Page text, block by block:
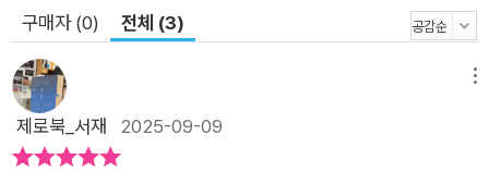
욱과 심채경은 그런 태도가 과학이라거나 과학적이라고 소리 높
여 말하진 않지만, 미루어 짐작할 수 있다. “관찰하되 판단하지
않는 것, 그리고 열린 태도로 데이터를 수집한 다음 패턴을 찾아
내는 것”, 과학은 섣불리 단정짓지 않는다. 답하기 전 단어가 가진
의미를 묻는다. 질문하고 또 질문한다. 답이 될 수 있는 모든 가능
구매자 (0) 전체 (3)
제로북_서재 2025-09-09